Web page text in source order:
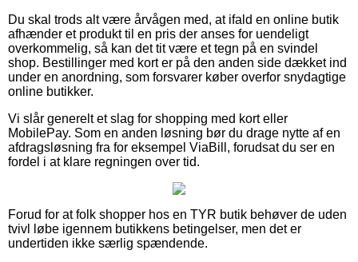
Du skal trods alt være årvågen med, at ifald en online butik
afhænder et produkt til en pris der anses for uendeligt
overkommelig, så kan det tit være et tegn på en svindel
shop. Bestillinger med kort er på den anden side dækket ind
under en anordning, som forsvarer køber overfor snydagtige
online butikker.
Vi slår generelt et slag for shopping med kort eller
MobilePay. Som en anden løsning bør du drage nytte af en
afdragsløsning fra for eksempel ViaBill, forudsat du ser en
fordel i at klare regningen over tid.
Forud for at folk shopper hos en TYR butik behøver de uden
tvivl løbe igennem butikkens betingelser, men det er
undertiden ikke særlig spændende.